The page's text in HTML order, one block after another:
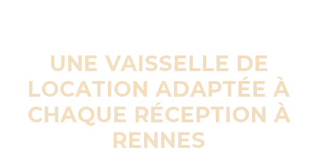
UNE VAISSELLE DE
LOCATION ADAPTÉE À
CHAQUE RÉCEPTION À
RENNES